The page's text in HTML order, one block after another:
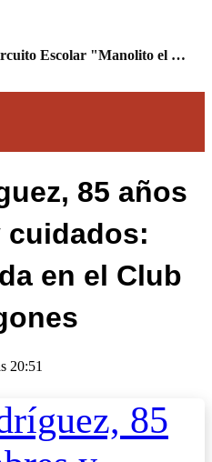
El II Circuito Escolar "Manolito el Pegu" volvió a reunir a las jóvenes promesas del ciclismo asturiano en El Carbayu
85 años
cuidados:
en el Club
20:51